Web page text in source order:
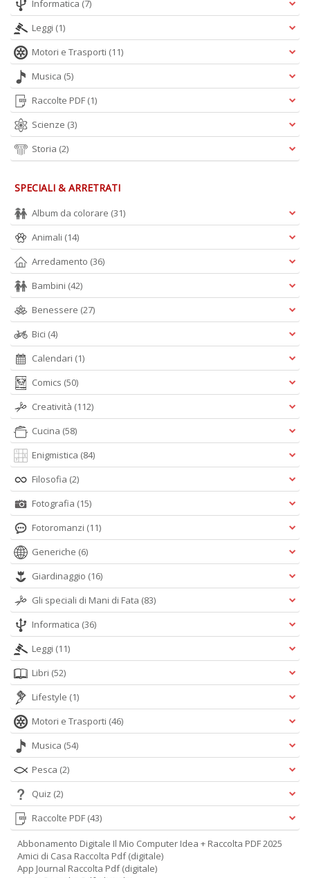
Informatica (7)
Leggi (1)
Motori e Trasporti (11)
Musica (5)
Raccolte PDF (1)
Scienze (3)
Storia (2)
SPECIALI & ARRETRATI
Album da colorare (31)
Animali (14)
Arredamento (36)
Bambini (42)
Benessere (27)
Bici (4)
Calendari (1)
Comics (50)
Creatività (112)
Cucina (58)
Enigmistica (84)
Filosofia (2)
Fotografia (15)
Fotoromanzi (11)
Generiche (6)
Giardinaggio (16)
Gli speciali di Mani di Fata (83)
Informatica (36)
Leggi (11)
Libri (52)
Lifestyle (1)
Motori e Trasporti (46)
Musica (54)
Pesca (2)
Quiz (2)
Raccolte PDF (43)
Abbonamento Digitale Il Mio Computer Idea + Raccolta PDF 2025
Amici di Casa Raccolta Pdf (digitale)
App Journal Raccolta Pdf (digitale)